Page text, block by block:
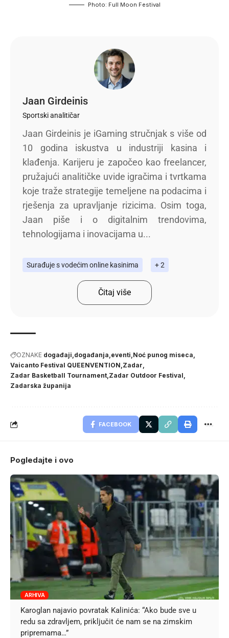
Photo: Full Moon Festival
Jaan Girdeinis
Sportski analitičar
Jaan Girdeinis je iGaming stručnjak s više od
10 godina iskustva u industriji kasina i
klađenja. Karijeru je započeo kao freelancer,
pružajući analitičke uvide igračima i tvrtkama
koje traže strategije temeljene na podacima i
rješenja za upravljanje rizicima. Osim toga,
Jaan piše i o digitalnim trendovima,
tehnologijama i inovacijama u...
Surađuje s vodećim online kasinima + 2
Čitaj više
OZNAKE događaji događanja eventi Noć punog miseca
Vaicanto Festival QUEENVENTION Zadar
Zadar Basketball Tournament Zadar Outdoor Festival
Zadarska županija
FACEBOOK
Pogledajte i ovo
ARHIVA
Karoglan najavio povratak Kalinića: “Ako bude sve u
redu sa zdravljem, priključit će nam se na zimskim
pripremama…”